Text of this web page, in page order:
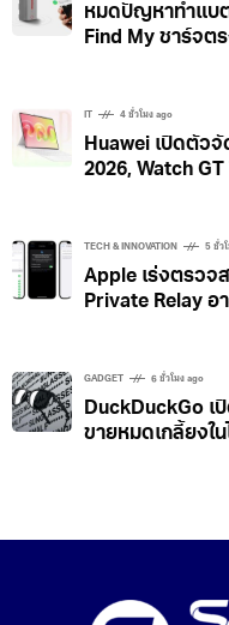
หมดปัญหาทำแบ
Find My ชาร์จต
4 ชั่วโมง ago
Huawei เปิดตัว
2026, Watch
TECH & INNOVATION 5 ชั่ว
Apple เร่งตรวจ
Private Relay อ
GADGET 6 ชั่วโมง ago
DuckDuckGo เ
ขายหมดเกลี้ยงใน